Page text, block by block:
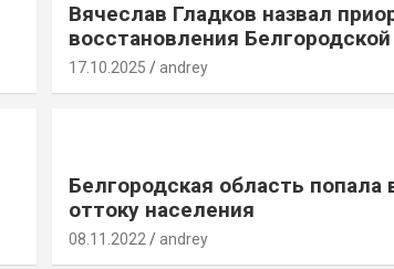
Вячеслав Гладков назвал
восстановления
17.10.2025 andrey
Белгородская область попала
оттоку населения
08.11.2022 andrey